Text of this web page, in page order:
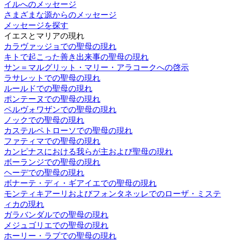
イルへのメッセージ
さまざまな源からのメッセージ
メッセージを探す
イエスとマリアの現れ
カラヴァッジョでの聖母の現れ
キトで起こった善き出来事の聖母の現れ
サン＝マルグリット・マリー・アラコークへの啓示
ラサレットでの聖母の現れ
ルールドでの聖母の現れ
ポンテーヌでの聖母の現れ
ペルヴォワザンでの聖母の現れ
ノックでの聖母の現れ
カステルペトローソでの聖母の現れ
ファティマでの聖母の現れ
カンピナスにおける我らが主および聖母の現れ
ボーランジでの聖母の現れ
ヘーデでの聖母の現れ
ボナーテ・ディ・ギアイエでの聖母の現れ
モンティキアーリおよびフォンタネッレでのローザ・ミステ
ィカの現れ
ガラバンダルでの聖母の現れ
メジュゴリエでの聖母の現れ
ホーリー・ラブでの聖母の現れ